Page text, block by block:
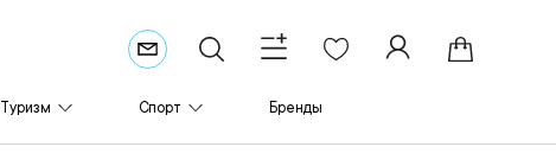
Туризм Спорт Бренды